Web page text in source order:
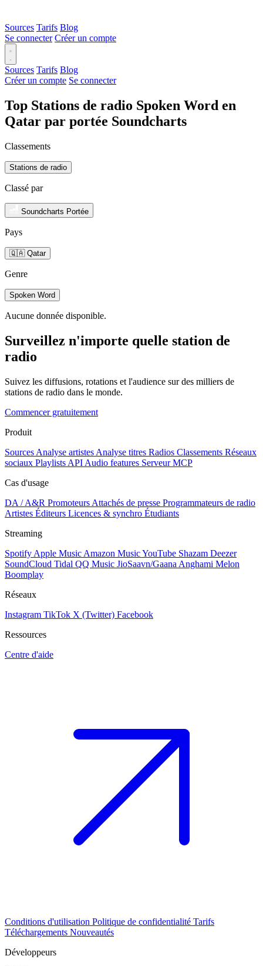
Sources Tarifs Blog
Se connecter Créer un compte
Sources Tarifs Blog
Créer un compte Se connecter
Top Stations de radio Spoken Word en
Qatar par portée Soundcharts
Classements
Stations de radio
Classé par
Soundcharts Portée
Pays
🇶🇦 Qatar
Genre
Spoken Word
Aucune donnée disponible.
Surveillez n'importe quelle station de
radio
Suivez les diffusions, rotations et l'audience sur des milliers de
stations de radio dans le monde.
Commencer gratuitement
Produit
Sources Analyse artistes Analyse titres Radios Classements Réseaux
sociaux Playlists API Audio features Serveur MCP
Cas d'usage
DA / A&R Promoteurs Attachés de presse Programmateurs de radio
Artistes Éditeurs Licences & synchro Étudiants
Streaming
Spotify Apple Music Amazon MusicYouTube Shazam Deezer
SoundCloud Tidal QQ Music JioSaavn/Gaana Anghami Melon
Boomplay
Réseaux
Instagram TikTok X (Twitter) Facebook
Ressources
Centre d'aide
Conditions d'utilisation Politique de confidentialité Tarifs
Téléchargements Nouveautés
Développeurs